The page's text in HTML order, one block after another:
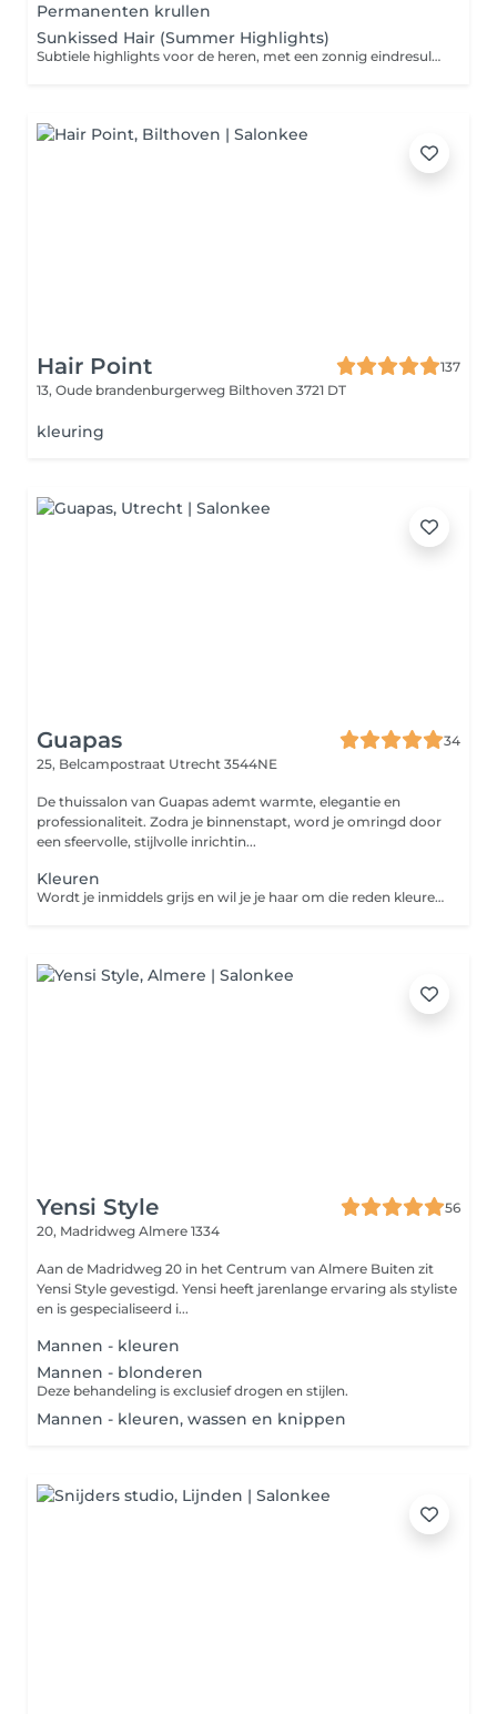
Permanenten krullen
Sunkissed Hair (Summer Highlights)
Subtiele highlights voor de heren, met een zonnig eindresultaat
Hair Point
137
13, Oude brandenburgerweg Bilthoven 3721 DT
kleuring
Guapas
34
25, Belcampostraat Utrecht 3544NE
De thuissalon van Guapas ademt warmte, elegantie en
professionaliteit. Zodra je binnenstapt, word je omringd door
een sfeervolle, stijlvolle inrichtin...
Kleuren
Wordt je inmiddels grijs en wil je je haar om die reden kleuren? Of ben je juist toe aan een nieuwe hippe kleur? Bij het kleuren van je haar zal de specialist door middel van diverse technieken jouw perfecte look creëeren. In combinatie met een knipbeurt is jouw coupe weer helemaal compleet!
Yensi Style
56
20, Madridweg Almere 1334
Aan de Madridweg 20 in het Centrum van Almere Buiten zit
Yensi Style gevestigd. Yensi heeft jarenlange ervaring als styliste
en is gespecialiseerd i...
Mannen - kleuren
Mannen - blonderen
Deze behandeling is exclusief drogen en stijlen.
Mannen - kleuren, wassen en knippen